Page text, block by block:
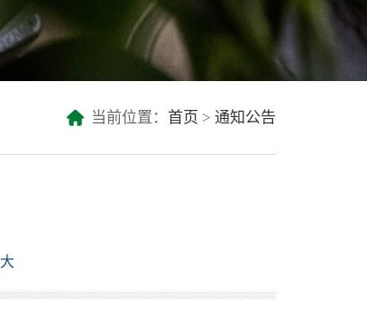
当前位置： 首页 >通知公告
大